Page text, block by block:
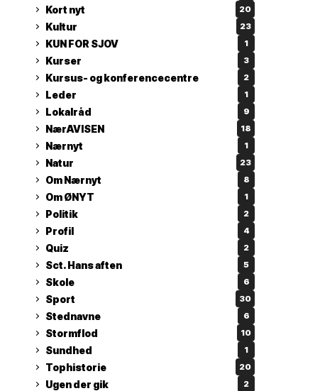
Kort nyt 20
Kultur 23
KUN FOR SJOV 1
Kurser 3
Kursus- og konferencecentre 2
Leder 1
Lokalråd 9
NærAVISEN 18
Nærnyt 1
Natur 23
Om Nærnyt 8
Om ØNYT 1
Politik 2
Profil 4
Quiz 2
Sct. Hans aften 5
Skole 6
Sport 30
Stednavne 6
Stormflod 10
Sundhed 1
Tophistorie 20
Ugen der gik 2